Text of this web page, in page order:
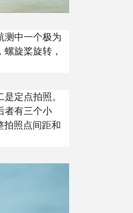
测中一个极为
旋桨旋转，
定点拍照。
者有三个小
拍照点间距和